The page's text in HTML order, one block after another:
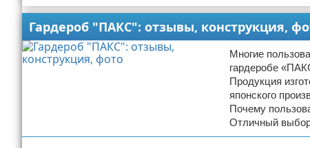
Гардероб "ПАКС": отзывы, конструкция,
Многие
гардеробе
Продукция
японского
Почему
Отличный